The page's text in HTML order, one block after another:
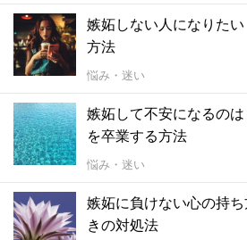
嫉妬しない人になりた
方法
悩み・迷い
嫉妬して不安になるの
を卒業する方法
悩み・迷い
嫉妬に負けない心の持
きの対処法